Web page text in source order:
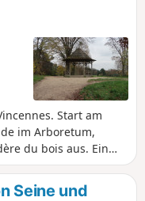
Start am
im Arboretum,
du bois aus. Ein
auf das Schloss und
Seine und